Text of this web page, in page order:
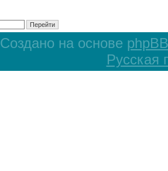
Создано на основе phpBB
Русская